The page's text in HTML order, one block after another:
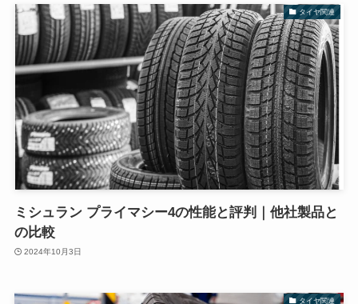
タイヤ関連
ミシュラン プライマシー4の性能と評判｜他社製品と
の比較
2024年10月3日
タイヤ関連